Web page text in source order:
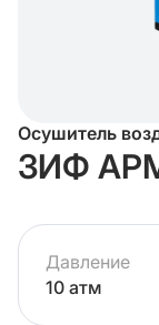
Осушитель
ЗИФ
Давление
10 атм